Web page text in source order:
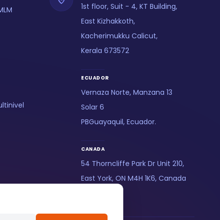
1st floor, Suit - 4, KT Building,
East Kizhakkoth,
Kacherimukku Calicut,
Kerala 673572
ECUADOR
Vernaza Norte, Manzana 13
Solar 6
PBGuayaquil, Ecuador.
CANADA
54 Thorncliffe Park Dr Unit 210,
East York, ON M4H 1K6, Canada